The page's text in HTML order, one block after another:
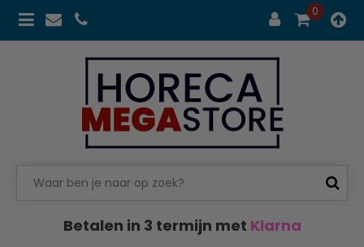
0
Betalen in 3 termijn met Klarna